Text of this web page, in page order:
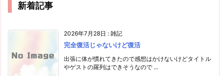
新着記事
2026年7月28日 : 雑記
完全復活じゃないけど復活
出張に体が慣れてきたので感想はかけないけどタイトル
やゲストの羅列はできそうなので ...